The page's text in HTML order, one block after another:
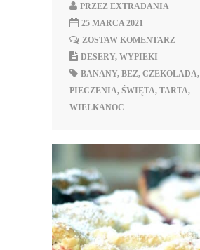
PRZEZ EXTRADANIA
25 MARCA 2021
ZOSTAW KOMENTARZ
DESERY, WYPIEKI
BANANY, BEZ, CZEKOLADA,
PIECZENIA, ŚWIĘTA, TARTA,
WIELKANOC